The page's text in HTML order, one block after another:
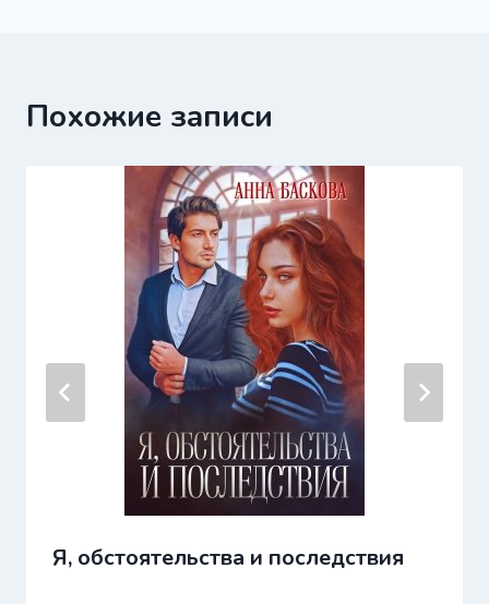
Похожие записи
Я, обстоятельства и последствия